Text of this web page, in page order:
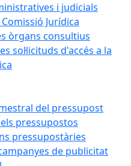
i judicials
Jurídica
òrgans consultius
sol·licituds d'accés a la
del pressupost
pressupostos
pressupostàries
de publicitat